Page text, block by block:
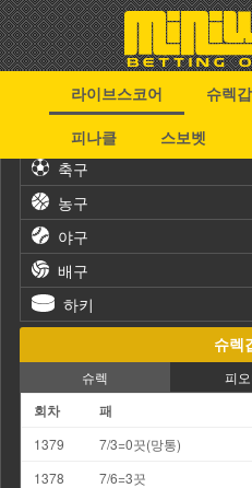
라이브스코어 슈렉
피나클
스보벳
축구
농구
야구
배구
하키
슈렉
슈렉 피
회차 패
1379 7/3=0끗(망통)
1378
7/6=3끗